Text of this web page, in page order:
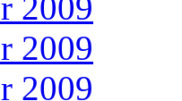
2009
2009